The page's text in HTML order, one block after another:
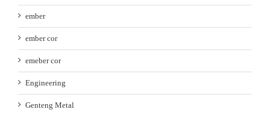
ember
ember cor
emeber cor
Engineering
Genteng Metal